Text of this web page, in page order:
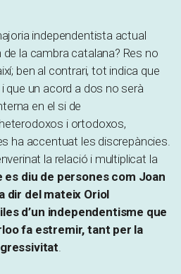
independentista actual
la cambra catalana? Res no
ben al contrari, tot indica que
que un acord a dos no serà
en el si de
i ortodoxos,
ha accentuat les discrepàncies.
la relació i multiplicat la
es diu de persones com Joan
dir del mateix Oriol
d’un independentisme que
fa estremir, tant per la